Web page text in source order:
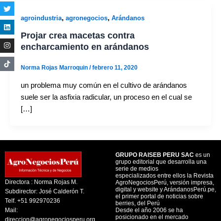
agroindustria, agronegocios, Arándanos
Projar crea macetas contra
encharcamiento en arándanos
Norma Rojas Marroquin /febrero 11, 2020
un problema muy común en el cultivo de arándanos
suele ser la asfixia radicular, un proceso en el cual se
[…]
Directora : Norma Rojas M.
Subdirector: José Calderón T.
Telf. +51 992970236
Mail:
direccion@agronegociosperu.org
GRUPO RAISEB PERU SAC es un
grupo editorial que desarrolla una
serie de medios
especializados entre ellos la Revista
AgroNegociosPerú, versión impresa,
digital y website y ArándanosPerú.pe,
el primer portal de noticias sobre
berries, del Perú
Desde el año 2006 se ha
posicionado en el mercado